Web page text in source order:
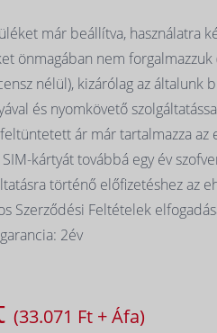
már beállítva, használatra
önmagában nem forgalmazzuk
nélül), kizárólag az általunk
és nyomkövető
ár már tartalmazza az
kártyát továbbá egy év
történő előfizetéshez az
Szerződési Feltételek
2év
(33.071 Ft + Áfa)